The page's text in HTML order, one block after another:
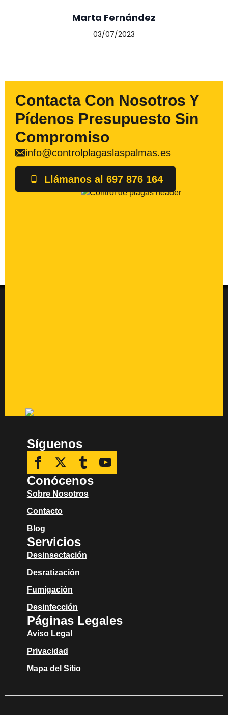
Marta Fernández
03/07/2023
Contacta Con Nosotros Y
Pídenos Presupuesto Sin
Compromiso
info@controlplagaslaspalmas.es
Llámanos al 697 876 164
Síguenos
Conócenos
Sobre Nosotros
Contacto
Blog
Servicios
Desinsectación
Desratización
Fumigación
Desinfección
Páginas Legales
Aviso Legal
Privacidad
Mapa del Sitio